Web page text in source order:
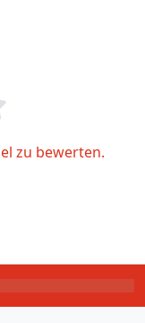
zu bewerten.